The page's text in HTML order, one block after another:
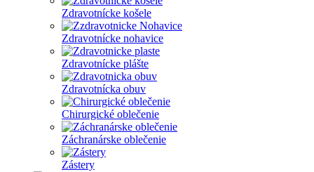
Zdravotnícke košele
Zdravotnícke nohavice
Zdravotnícke plášte
Zdravotnícka obuv
Chirurgické oblečenie
Záchranárske oblečenie
Zástery